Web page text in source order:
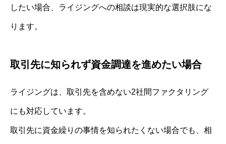
したい場合、ライジングへの相談は現実的な選択肢にな
ります。
取引先に知られず資金調達を進めたい場合
ライジングは、取引先を含めない2社間ファクタリング
にも対応しています。
取引先に資金繰りの事情を知られたくない場合でも、相